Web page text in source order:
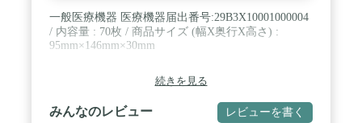
一般医療機器 医療機器届出番号:29B3X10001000004
/ 内容量 : 70枚 / 商品サイズ (幅X奥行X高さ) :
95mm×146mm×30mm
続きを見る
みんなのレビュー レビューを書く